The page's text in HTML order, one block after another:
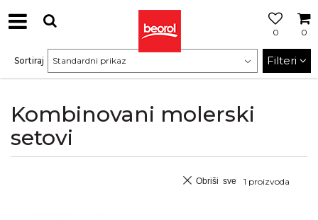
0
0
Kombinovani molerski
setovi
Sortiraj Filteri
1 proizvoda
Obriši sve